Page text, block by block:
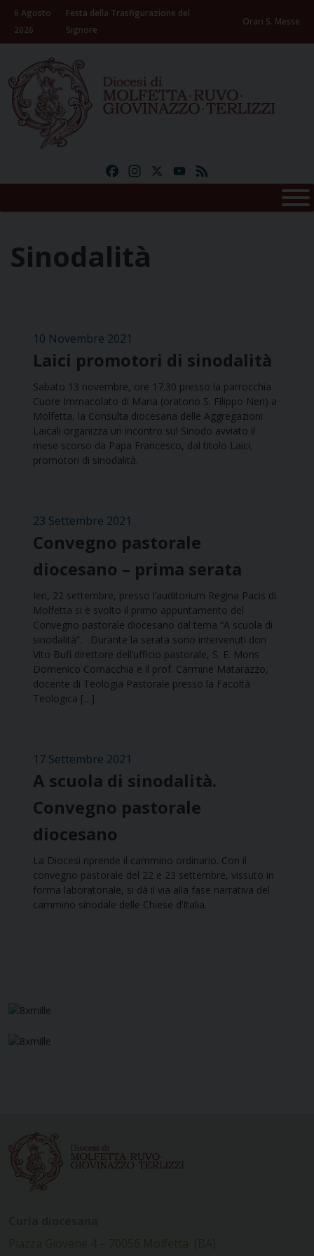
Skip
content
6 Agosto
2026
Festa della Trasfigurazione del
Signore
Orari S. Messe
FacebookInstagramYouTube
Sinodalità
10 Novembre 2021
Laici promotori di sinodalità
Sabato 13 novembre, ore 17.30 presso la parrocchia
Cuore Immacolato di Maria (oratorio S. Filippo Neri) a
Molfetta, la Consulta diocesana delle Aggregazioni
Laicali organizza un incontro sul Sinodo avviato il
mese scorso da Papa Francesco, dal titolo Laici,
promotori di sinodalità.
23 Settembre 2021
Convegno pastorale
diocesano – prima serata
Ieri, 22 settembre, presso l’auditorium Regina Pacis di
Molfetta si è svolto il primo appuntamento del
Convegno pastorale diocesano dal tema “A scuola di
sinodalità”. Durante la serata sono intervenuti don
Vito Bufi direttore dell’ufficio pastorale, S. E. Mons
Domenico Cornacchia e il prof. Carmine Matarazzo,
docente di Teologia Pastorale presso la Facoltà
Teologica […]
17 Settembre 2021
A scuola di sinodalità.
Convegno pastorale
diocesano
La Diocesi riprende il cammino ordinario. Con il
convegno pastorale del 22 e 23 settembre, vissuto in
forma laboratoriale, si dà il via alla fase narrativa del
cammino sinodale delle Chiese d’Italia.